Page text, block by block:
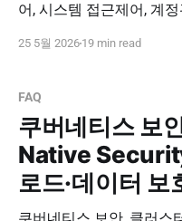
어, 시스템 접근제어, 계
그를 통합 관리해 Zero
25 5월 2026 19 min read
FAQ
쿠버네티스 보
Native
로드·데이터 보